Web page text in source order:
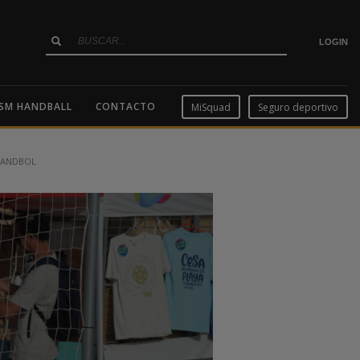
LOGIN
HANDBALL CONTACTO MiSquad Seguro deportivo